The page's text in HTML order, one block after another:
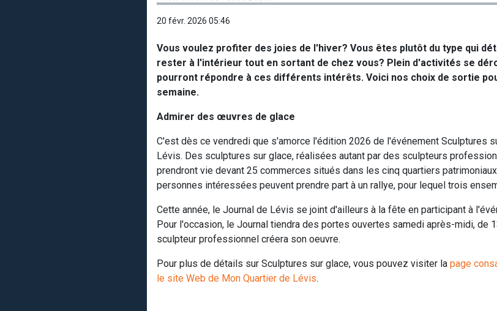
20 févr. 2026 05:46
Vous voulez profiter des joies de l'hiver? Vous êtes plutôt du type qui
rester à l'intérieur tout en sortant de chez vous? Plein d'activités se
pourront répondre à ces différents intérêts. Voici nos choix de sortie
semaine.
Admirer des œuvres de glace
C'est dès ce vendredi que s'amorce l'édition 2026 de l'événement Sculptures
Lévis. Des sculptures sur glace, réalisées autant par des sculpteurs
prendront vie devant 25 commerces situés dans les cinq quartiers
personnes intéressées peuvent prendre part à un rallye, pour lequel trois
Cette année, le Journal de Lévis se joint d'ailleurs à la fête en participant à
Pour l'occasion, le Journal tiendra des portes ouvertes samedi après-midi, de
sculpteur professionnel créera son oeuvre.
Pour plus de détails sur Sculptures sur glace, vous pouvez visiter la page
le site Web de Mon Quartier de Lévis.